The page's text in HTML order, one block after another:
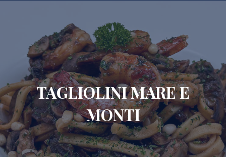
TAGLIOLINI MARE E
MONTI